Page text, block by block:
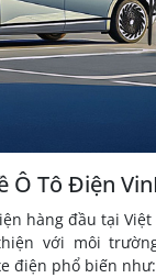
Ô Tô Điện
hàng đầu tại
với môi
điện phổ biến như: